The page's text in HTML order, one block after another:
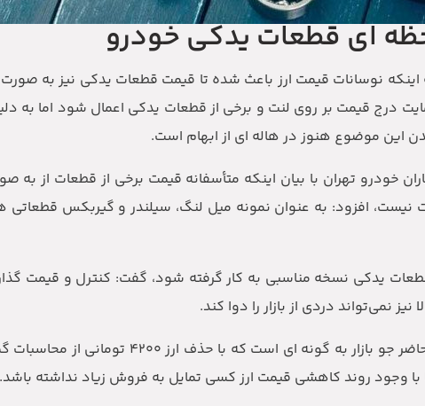
ای قطعات یدکی خودرو
اینکه نوسانات قیمت ارز باعث شده تا قیمت قطعات یدکی نیز به
درج قیمت بر روی لنت و برخی از قطعات یدکی اعمال شود اما به
این موضوع هنوز در هاله ای از ابهام است.
خودرو تهران با بیان اینکه متأسفانه قیمت برخی از قطعات از
نیست، افزود: به عنوان نمونه میل لنگ، سیلندر و گیربکس
قطعات یدکی نسخه مناسبی به کار گرفته شود، گفت: کنترل و
نمی‌تواند دردی از بازار را دوا کند.
به گفته نیک آئین، در حال حاضر جو بازار
وجود روند کاهشی قیمت ارز کسی تمایل به فروش زیاد نداشته باشد.